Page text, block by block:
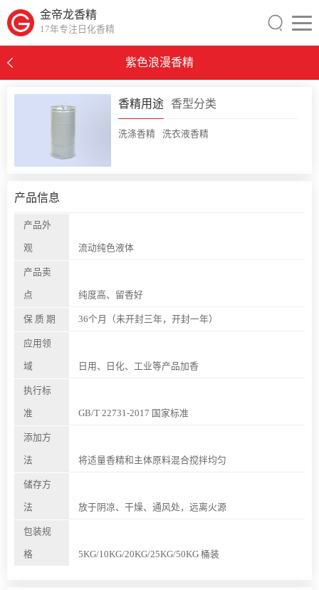
金帝龙香精
17年专注日化香精
紫色浪漫香精
香精用途 香型分类
洗涤香精 洗衣液香精
产品信息
产品外
观 流动纯色液体
产品卖
点 纯度高、留香好
保 质 期 36个月（未开封三年，开封一年）
应用领
域 日用、日化、工业等产品加香
执行标
准 GB/T 22731-2017 国家标准
添加方
法 将适量香精和主体原料混合搅拌均匀
储存方
法 放于阴凉、干燥、通风处，远离火源
包装规
格 5KG/10KG/20KG/25KG/50KG 桶装